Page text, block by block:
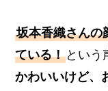
坂本香織さんの
ている！ という
かわいいけど、